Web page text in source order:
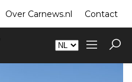
Over Carnews.nl Contact